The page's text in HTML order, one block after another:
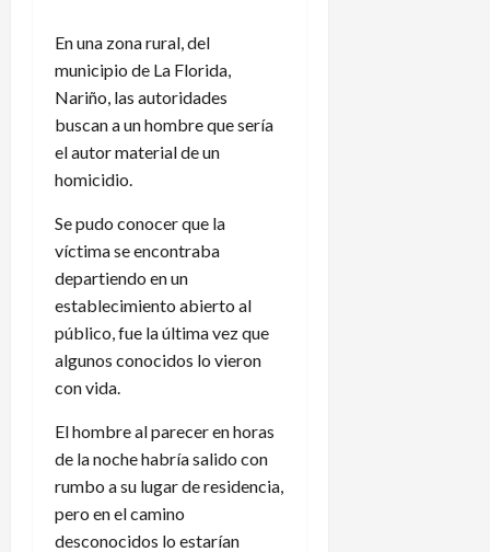
En una zona rural, del
municipio de La Florida,
Nariño, las autoridades
buscan a un hombre que sería
el autor material de un
homicidio.
Se pudo conocer que la
víctima se encontraba
departiendo en un
establecimiento abierto al
público, fue la última vez que
algunos conocidos lo vieron
con vida.
El hombre al parecer en horas
de la noche habría salido con
rumbo a su lugar de residencia,
pero en el camino
desconocidos lo estarían